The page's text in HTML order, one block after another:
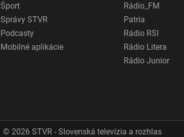
Šport
Správy STVR
Podcasty
Mobilné aplikácie
Rádio_FM
Patria
Rádio RSI
Rádio Litera
Rádio Junior
© 2026 STVR - Slovenská televízia a rozhlas